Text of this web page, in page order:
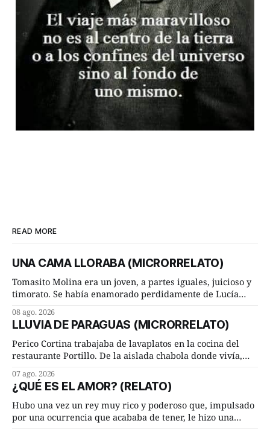
READ MORE
UNA CAMA LLORABA (MICRORRELATO)
Tomasito Molina era un joven, a partes iguales, juicioso y
timorato. Se había enamorado perdidamente de Lucía
ambos les iba de maravilla. Pero mantenían absoluta
discrepancia en un deseo ineluctable por parte de ella.
Lucía Arriate quería que ellos
08 ago. 2026
LLUVIA DE PARAGUAS (MICRORRELATO)
Perico Cortina trabajaba de lavaplatos en la cocina del
restaurante Portillo. De la aislada chabola donde vivía,
cuarto de hora andando a buen paso. Cierta noche,
terminada su jornada laboral caminaba él hacía su mísera
morada cundo comenzó a llover
07 ago. 2026
¿QUÉ ES EL AMOR? (RELATO)
Hubo una vez un rey muy rico y poderoso que, impulsado
por una ocurrencia que acababa de tener, le hizo una